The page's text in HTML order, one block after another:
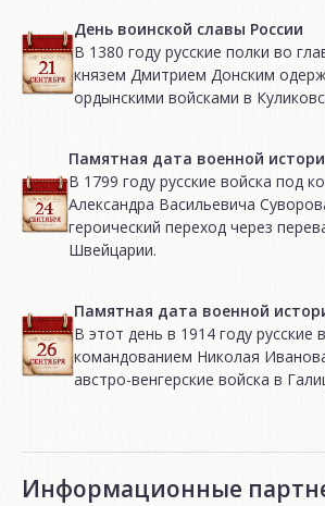
День воинской славы России
В 1380 году русские полки во
князем Дмитрием Донским
ордынскими войсками в
Памятная дата военной
В 1799 году русские войска под
Александра Васильевича
героический переход через
Швейцарии.
Памятная дата военной
В этот день в 1914 году русские
командованием Николая
австро-венгерские войска в
Информационные